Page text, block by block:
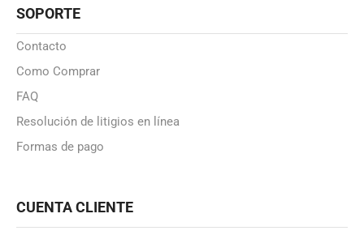
SOPORTE
Contacto
Como Comprar
FAQ
Resolución de litigios en línea
Formas de pago
CUENTA CLIENTE